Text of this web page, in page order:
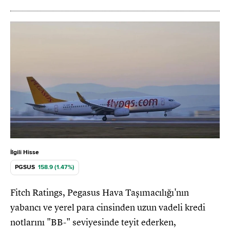
İlgili Hisse
PGSUS 158.9 (1.47%)
Fitch Ratings, Pegasus Hava Taşımacılığı'nın
yabancı ve yerel para cinsinden uzun vadeli kredi
notlarını "BB-" seviyesinde teyit ederken,